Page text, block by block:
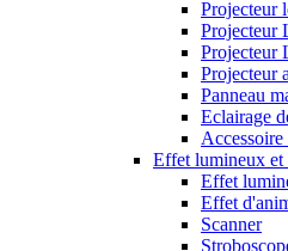
Projecteur
Projecteur
Projecteur
Projecteur
Panneau
Eclairage
Accessoire
Effet lumineux et
Effet
Effet
Scanner